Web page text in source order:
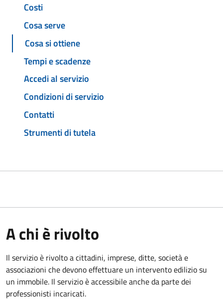
Costi
Cosa serve
Cosa si ottiene
Tempi e scadenze
Accedi al servizio
Condizioni di servizio
Contatti
Strumenti di tutela
A chi è rivolto
Il servizio è rivolto a cittadini, imprese, ditte, società e
associazioni che devono effettuare un intervento edilizio su
un immobile. Il servizio è accessibile anche da parte dei
professionisti incaricati.